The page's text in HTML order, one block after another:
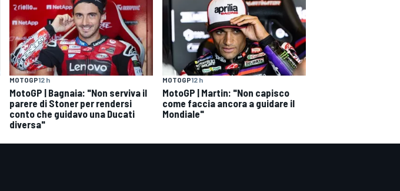
MOTOGP12 h
MotoGP | Bagnaia: "Non serviva il
parere di Stoner per rendersi
conto che guidavo una Ducati
diversa"
MOTOGP12 h
MotoGP | Martin: "Non capisco
come faccia ancora a guidare il
Mondiale"